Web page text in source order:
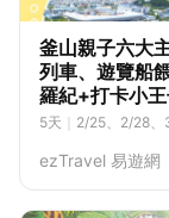
釜山親子六大
列車、遊覽船
羅紀+打卡小
5天
2/25、2/28
1、6/4、6/8、6/11
8/24、8/27
ezTravel 易遊網